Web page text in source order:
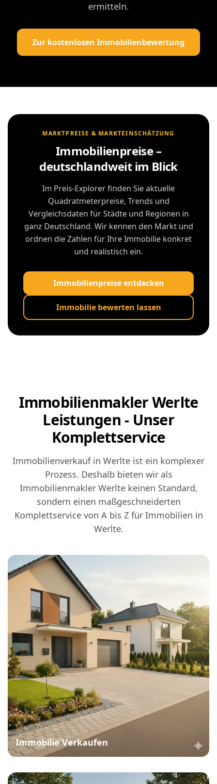
ermitteln.
Zur kostenlosen Immobilienbewertung
MARKTPREISE & MARKTEINSCHÄTZUNG
Immobilienpreise –
deutschlandweit im Blick
Im Preis-Explorer finden Sie aktuelle
Quadratmeterpreise, Trends und
Vergleichsdaten für Städte und Regionen in
ganz Deutschland. Wir kennen den Markt und
ordnen die Zahlen für Ihre Immobilie konkret
und realistisch ein.
Immobilienpreise entdecken
Immobilie bewerten lassen
Immobilienmakler Werlte
Leistungen - Unser
Komplettservice
Immobilienverkauf in Werlte ist ein komplexer
Prozess. Deshalb bieten wir als
Immobilienmakler Werlte keinen Standard,
sondern einen maßgeschneiderten
Komplettservice von A bis Z für Immobilien in
Werlte.
Immobilie Verkaufen